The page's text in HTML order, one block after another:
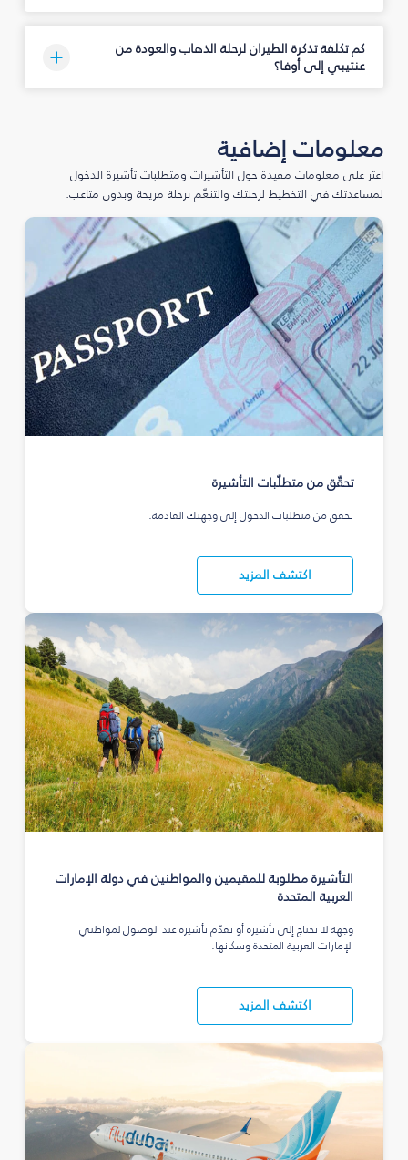
كم تكلفة تذكرة الطيران لرحلة الذهاب والعودة من
عنتيبي إلى أوفا؟
معلومات إضافية
اعثر على معلومات مفيدة حول التأشيرات ومتطلبات تأشيرة الدخول
لمساعدتك في التخطيط لرحلتك والتنعّم برحلة مريحة وبدون متاعب.
تحقّق من متطلّبات التأشيرة
تحقق من متطلبات الدخول إلى وجهتك القادمة.
اكتشف المزيد
التأشيرة مطلوبة للمقيمين والمواطنين في دولة الإمارات
العربية المتحدة
وجهة لا تحتاج إلى تأشيرة أو تقدّم تأشيرة عند الوصول لمواطني
الإمارات العربية المتحدة وسكانها.
اكتشف المزيد